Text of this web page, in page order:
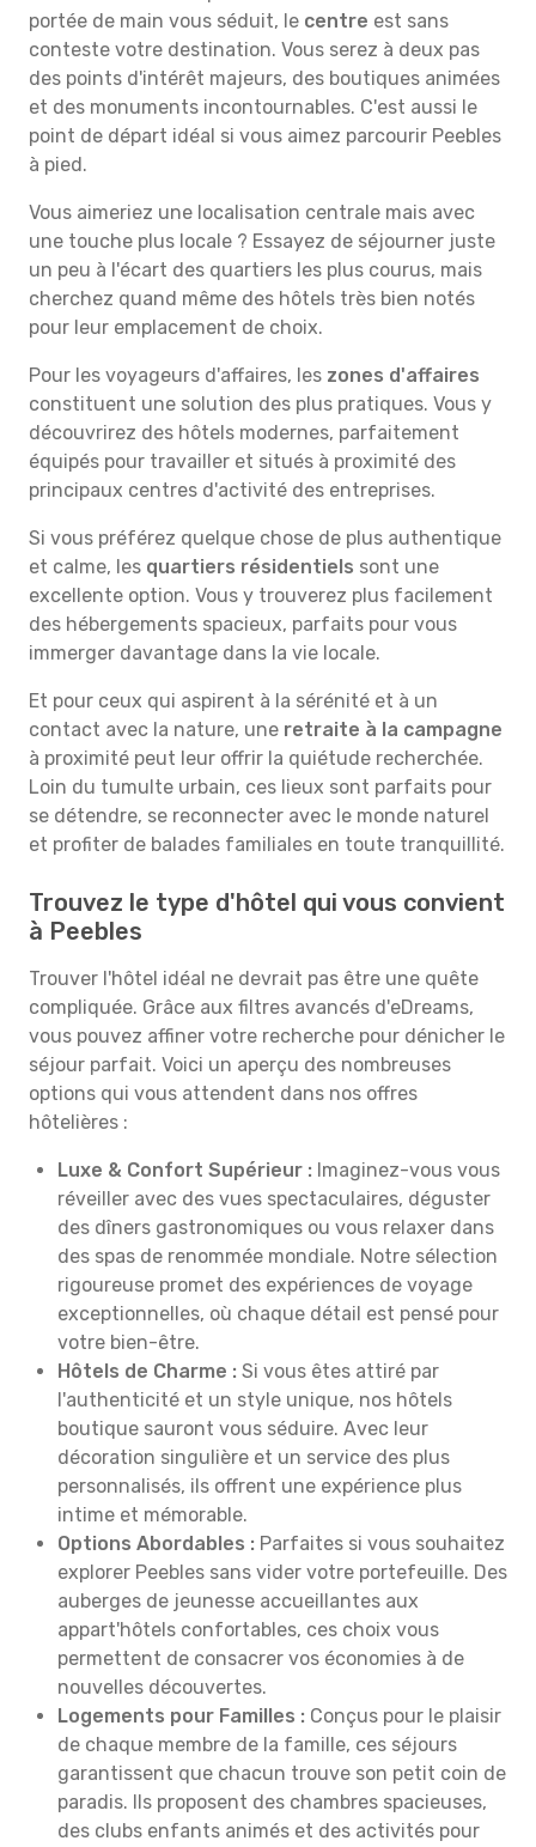
portée de main vous séduit, le centre est sans
conteste votre destination. Vous serez à deux pas
des points d'intérêt majeurs, des boutiques animées
et des monuments incontournables. C'est aussi le
point de départ idéal si vous aimez parcourir Peebles
à pied.
Vous aimeriez une localisation centrale mais avec
une touche plus locale ? Essayez de séjourner juste
un peu à l'écart des quartiers les plus courus, mais
cherchez quand même des hôtels très bien notés
pour leur emplacement de choix.
Pour les voyageurs d'affaires, les zones d'affaires
constituent une solution des plus pratiques. Vous y
découvrirez des hôtels modernes, parfaitement
équipés pour travailler et situés à proximité des
principaux centres d'activité des entreprises.
Si vous préférez quelque chose de plus authentique
et calme, les quartiers résidentiels sont une
excellente option. Vous y trouverez plus facilement
des hébergements spacieux, parfaits pour vous
immerger davantage dans la vie locale.
Et pour ceux qui aspirent à la sérénité et à un
contact avec la nature, une retraite à la campagne
à proximité peut leur offrir la quiétude recherchée.
Loin du tumulte urbain, ces lieux sont parfaits pour
se détendre, se reconnecter avec le monde naturel
et profiter de balades familiales en toute tranquillité.
Trouvez le type d'hôtel qui vous convient
à Peebles
Trouver l'hôtel idéal ne devrait pas être une quête
compliquée. Grâce aux filtres avancés d'eDreams,
vous pouvez affiner votre recherche pour dénicher le
séjour parfait. Voici un aperçu des nombreuses
options qui vous attendent dans nos offres
hôtelières :
Luxe & Confort Supérieur : Imaginez-vous vous
réveiller avec des vues spectaculaires, déguster
des dîners gastronomiques ou vous relaxer dans
des spas de renommée mondiale. Notre sélection
rigoureuse promet des expériences de voyage
exceptionnelles, où chaque détail est pensé pour
votre bien-être.
Hôtels de Charme : Si vous êtes attiré par
l'authenticité et un style unique, nos hôtels
boutique sauront vous séduire. Avec leur
décoration singulière et un service des plus
personnalisés, ils offrent une expérience plus
intime et mémorable.
Options Abordables : Parfaites si vous souhaitez
explorer Peebles sans vider votre portefeuille. Des
auberges de jeunesse accueillantes aux
appart'hôtels confortables, ces choix vous
permettent de consacrer vos économies à de
nouvelles découvertes.
Logements pour Familles : Conçus pour le plaisir
de chaque membre de la famille, ces séjours
garantissent que chacun trouve son petit coin de
paradis. Ils proposent des chambres spacieuses,
des clubs enfants animés et des activités pour